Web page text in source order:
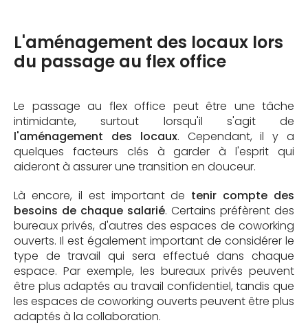
L'aménagement des locaux lors
du passage au flex office
Le passage au flex office peut être une tâche
intimidante, surtout lorsqu'il s'agit de
l'aménagement des locaux. Cependant, il y a
quelques facteurs clés à garder à l'esprit qui
aideront à assurer une transition en douceur.
Là encore, il est important de tenir compte des
besoins de chaque salarié. Certains préfèrent des
bureaux privés, d'autres des espaces de coworking
ouverts. Il est également important de considérer le
type de travail qui sera effectué dans chaque
espace. Par exemple, les bureaux privés peuvent
être plus adaptés au travail confidentiel, tandis que
les espaces de coworking ouverts peuvent être plus
adaptés à la collaboration.